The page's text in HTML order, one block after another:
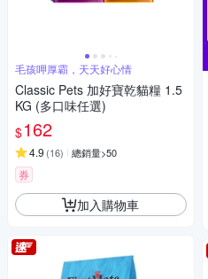
毛孩呷厚霸，天天好心情
Classic Pets 加好寶乾貓糧 1.5
KG (多口味任選)
$162
4.9 (16) 總銷量>50
券
加入購物車